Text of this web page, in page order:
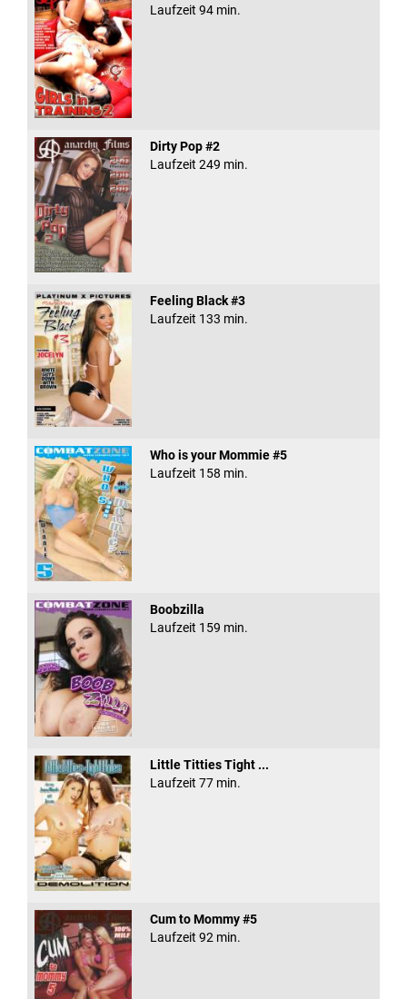
Laufzeit 94 min.
Dirty Pop #2
Laufzeit 249 min.
Feeling Black #3
Laufzeit 133 min.
Who is your Mommie #5
Laufzeit 158 min.
Boobzilla
Laufzeit 159 min.
Little Titties Tight ...
Laufzeit 77 min.
Cum to Mommy #5
Laufzeit 92 min.